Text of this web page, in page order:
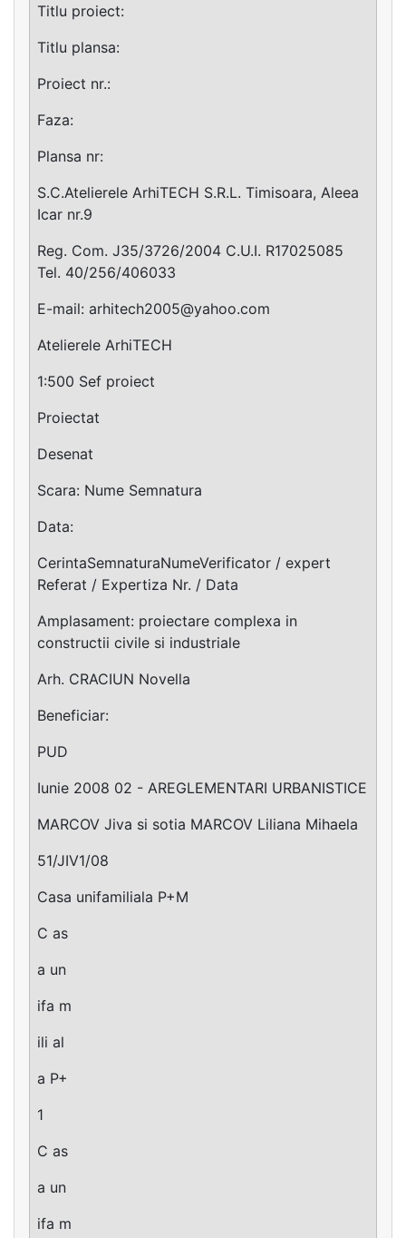
Titlu proiect:
Titlu plansa:
Proiect nr.:
Faza:
Plansa nr:
S.C.Atelierele ArhiTECH S.R.L. Timisoara, Aleea
Icar nr.9
Reg. Com. J35/3726/2004 C.U.I. R17025085
Tel. 40/256/406033
E-mail: arhitech2005@yahoo.com
Atelierele ArhiTECH
1:500 Sef proiect
Proiectat
Desenat
Scara: Nume Semnatura
Data:
CerintaSemnaturaNumeVerificator / expert
Referat / Expertiza Nr. / Data
Amplasament: proiectare complexa in
constructii civile si industriale
Arh. CRACIUN Novella
Beneficiar:
PUD
Iunie 2008 02 - AREGLEMENTARI URBANISTICE
MARCOV Jiva si sotia MARCOV Liliana Mihaela
51/JIV1/08
Casa unifamiliala P+M
C as
a un
ifa m
ili al
a P+
1
C as
a un
ifa m